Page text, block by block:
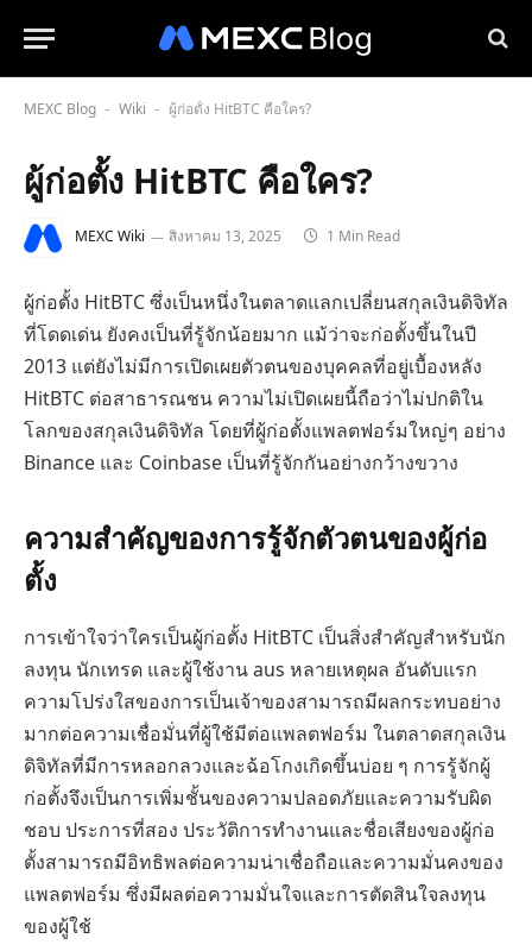
MEXC Blog - Wiki - ผู้ก่อตั้ง HitBTC คือใคร?
ผู้ก่อตั้ง HitBTC คือใคร?
MEXC Wiki สิงหาคม 13, 2025 1 Min Read
ผู้ก่อตั้ง HitBTC ซึ่งเป็นหนึ่งในตลาดแลกเปลี่ยนสกุลเงินดิจิทัล
ที่โดดเด่น ยังคงเป็นที่รู้จักน้อยมาก แม้ว่าจะก่อตั้งขึ้นในปี
2013 แต่ยังไม่มีการเปิดเผยตัวตนของบุคคลที่อยู่เบื้องหลัง
HitBTC ต่อสาธารณชน ความไม่เปิดเผยนี้ถือว่าไม่ปกติใน
โลกของสกุลเงินดิจิทัล โดยที่ผู้ก่อตั้งแพลตฟอร์มใหญ่ๆ อย่าง
Binance และ Coinbase เป็นที่รู้จักกันอย่างกว้างขวาง
ความสำคัญของการรู้จักตัวตนของผู้ก่อ
ตั้ง
การเข้าใจว่าใครเป็นผู้ก่อตั้ง HitBTC เป็นสิ่งสำคัญสำหรับนัก
ลงทุน นักเทรด และผู้ใช้งาน aus หลายเหตุผล อันดับแรก
ความโปร่งใสของการเป็นเจ้าของสามารถมีผลกระทบอย่าง
มากต่อความเชื่อมั่นที่ผู้ใช้มีต่อแพลตฟอร์ม ในตลาดสกุลเงิน
ดิจิทัลที่มีการหลอกลวงและฉ้อโกงเกิดขึ้นบ่อย ๆ การรู้จักผู้
ก่อตั้งจึงเป็นการเพิ่มชั้นของความปลอดภัยและความรับผิด
ชอบ ประการที่สอง ประวัติการทำงานและชื่อเสียงของผู้ก่อ
ตั้งสามารถมีอิทธิพลต่อความน่าเชื่อถือและความมั่นคงของ
แพลตฟอร์ม ซึ่งมีผลต่อความมั่นใจและการตัดสินใจลงทุน
ของผู้ใช้